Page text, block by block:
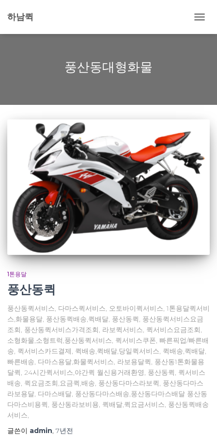
하남퀵
비
풍산동대형화물
1톤용달
풍산동퀵
풍산동퀵서비스, 다마스퀵서비스, 오토바이퀵서비스, 1톤용달퀵서비
스,화물용달, 풍산동퀵배송,퀵배달, 풍산동퀵, 풍산동퀵서비스요금
조회, 풍산동퀵서비스가격조회, 라보퀵서비스, 퀵서비스요금조회,
소형화물,소형트럭,풍산동퀵서비스, 퀵서비스쿠폰, 빠른픽업/빠른배
송, 퀵서비스카드결제, 퀵배송,퀵배달,당일퀵서비스, 퀵배송,퀵배달,
빠른배송, 다마스용달,화물퀵서비스, 라보용달퀵, 풍산동1톤화물용
달퀵, 24시간퀵서비스,야간퀵 월신용거래환영, 풍산동퀵, 퀵서비스
배송, 퀵요금조회,요금퀵,배송, 풍산동다마스라보퀵, 풍산동다마스
라보용달, 다마스배달, 풍산동다마스배송,풍산동다마스배달 풍산동
다마스비용퀵, 풍산동라보비용, 퀵배달,퀵요금서비스, 풍산동퀵배송
서비스,
글쓴이 admin, 7년전